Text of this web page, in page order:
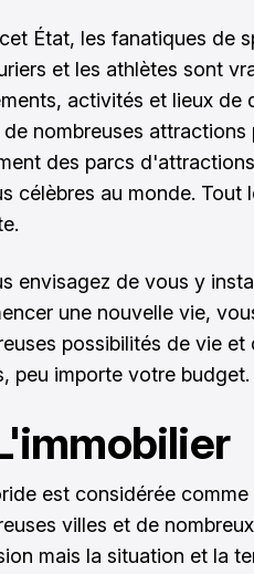
État, les fanatiques de
et les athlètes sont
activités et lieux de
de nombreuses
des parcs
célèbres au monde.
envisagez de vous y
une nouvelle vie,
possibilités de vie
peu importe votre budget.
est considérée
villes et de
mais la situation et la